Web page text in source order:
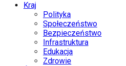
Kraj
Polityka
Społeczeństwo
Bezpieczeństwo
Infrastruktura
Edukacja
Zdrowie